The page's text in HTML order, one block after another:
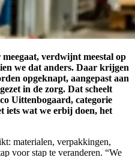
verdwijnt meestal op
we dat anders. Daar krijgen
opgeknapt, aangepast aan
in de zorg. Dat scheelt
Uittenbogaard, categorie
iets wat we erbij doen, het
materialen, verpakkingen,
voor stap te veranderen. “We